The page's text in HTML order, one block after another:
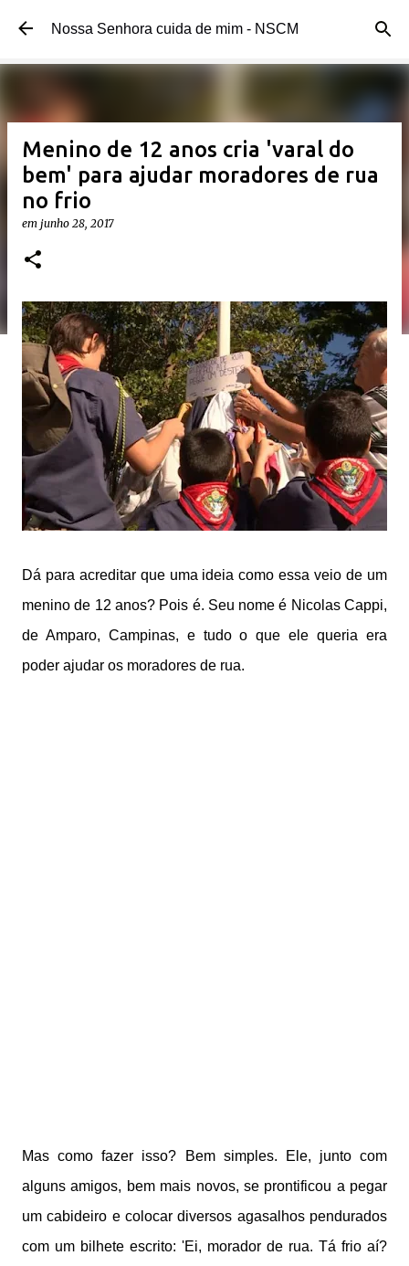
Pular para o conteúdo principal
Nossa Senhora cuida de mim - NSCM
Menino de 12 anos cria 'varal do
bem' para ajudar moradores de rua
no frio
em junho 28, 2017
Dá para acreditar que uma ideia como essa veio de um
menino de 12 anos? Pois é. Seu nome é Nicolas Cappi,
de Amparo, Campinas, e tudo o que ele queria era
poder ajudar os moradores de rua.
Mas como fazer isso? Bem simples. Ele, junto com
alguns amigos, bem mais novos, se prontificou a pegar
um cabideiro e colocar diversos agasalhos pendurados
com um bilhete escrito: 'Ei, morador de rua. Tá frio aí?